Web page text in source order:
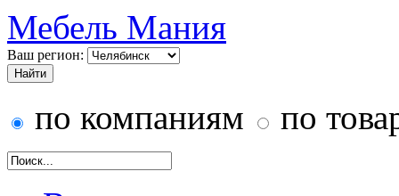
Мебель Мания
Ваш регион:
по компаниям по